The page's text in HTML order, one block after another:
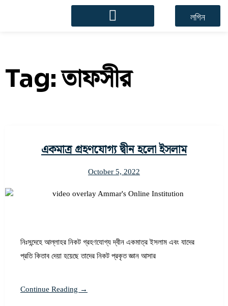
লগিন
Tag:তাফসীর
একমাত্র গ্রহণযোগ্য দ্বীন হলো ইসলাম
October 5, 2022
নিঃসন্দেহে আল্লাহর নিকট গ্রহণযোগ্য দ্বীন একমাত্র ইসলাম এবং যাদের
প্রতি কিতাব দেয়া হয়েছে তাদের নিকট প্রকৃত জ্ঞান আসার
Continue Reading →